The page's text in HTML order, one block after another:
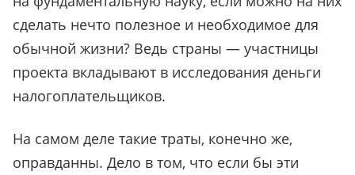
сделать нечто полезное и необходимое для
обычной жизни? Ведь страны — участницы
проекта вкладывают в исследования деньги
налогоплательщиков.
На самом деле такие траты, конечно же,
оправданны. Дело в том, что если бы эти